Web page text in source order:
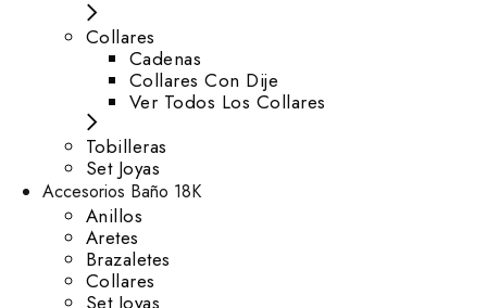
Collares
Cadenas
Collares Con Dije
Ver Todos Los Collares
Tobilleras
Set Joyas
Accesorios Baño 18K
Anillos
Aretes
Brazaletes
Collares
Set Joyas